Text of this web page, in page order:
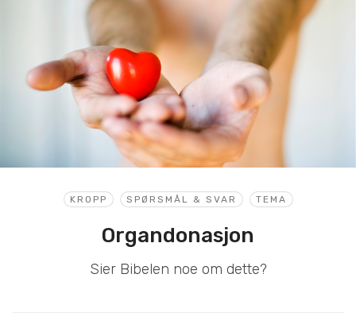
KROPP SPØRSMÅL & SVAR TEMA
Organdonasjon
Sier Bibelen noe om dette?